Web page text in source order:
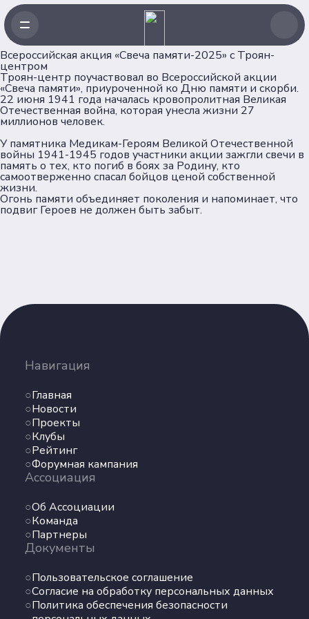
Всероссийская акция «Свеча памяти-2025» с Троян-
центром
Троян-центр поучаствовал во Всероссийской акции
«Свеча памяти», приуроченной ко Дню памяти и скорби.
22 июня 1941 года началась кровопролитная Великая
Отечественная война, которая унесла жизни 27
миллионов человек.
У памятника Медикам-Героям Великой Отечественной
войны 1941-1945 годов участники акции зажгли свечи в
память о тех, кто погиб в боях за Родину, кто
самоотверженно спасал бойцов ценой собственной
жизни.
Огонь памяти объединяет поколения и напоминает, что
подвиг Героев не должен быть забыт.
Навигация
Главная
Новости
Проекты
Клубы
Рейтинг
Форумная кампания
Ассоциация
Об Ассоциации
Команда
Партнеры
Документы
Пользовательское соглашение
Согласие на обработку персональных данных
Политика обеспечения безопасности
Главная
Новости
Проекты
Клубы
Рейтинг
Команда
Партнеры
Пользовательское соглашение
Согласие на обработку персональных данных
Политика обеспечения безопасности
персональных данных
сети
Телеграм
ВКонтакте
Max